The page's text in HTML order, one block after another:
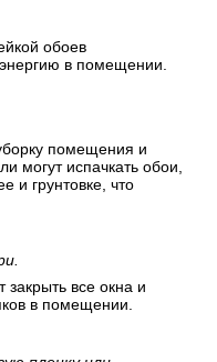
обоев
в помещении.
помещения и
могут испачкать обои,
и грунтовке, что
все окна и
в помещении.